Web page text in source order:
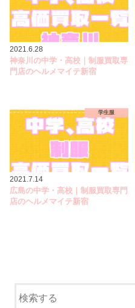
2021.6.28
神奈川の中学・高校｜制服買取専
門店のヘルメマイテ新宿
学生服
2021.7.14
広島の中学・高校｜制服買取専門
店のヘルメマイテ新宿